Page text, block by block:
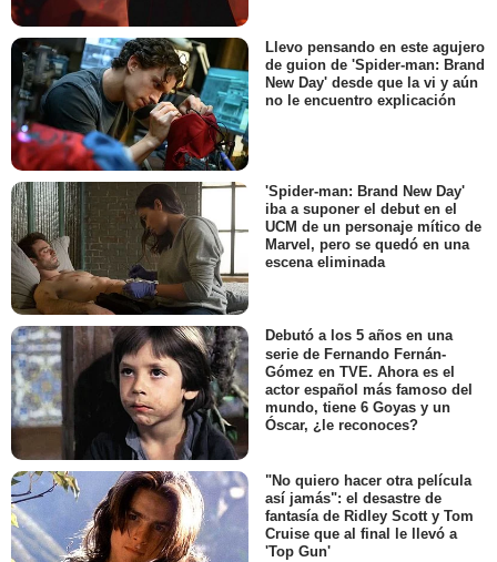
Llevo pensando en este agujero
de guion de 'Spider-man: Brand
New Day' desde que la vi y aún
no le encuentro explicación
'Spider-man: Brand New Day'
iba a suponer el debut en el
UCM de un personaje mítico de
Marvel, pero se quedó en una
escena eliminada
Debutó a los 5 años en una
serie de Fernando Fernán-
Gómez en TVE. Ahora es el
actor español más famoso del
mundo, tiene 6 Goyas y un
Óscar, ¿le reconoces?
"No quiero hacer otra película
así jamás": el desastre de
fantasía de Ridley Scott y Tom
Cruise que al final le llevó a
'Top Gun'